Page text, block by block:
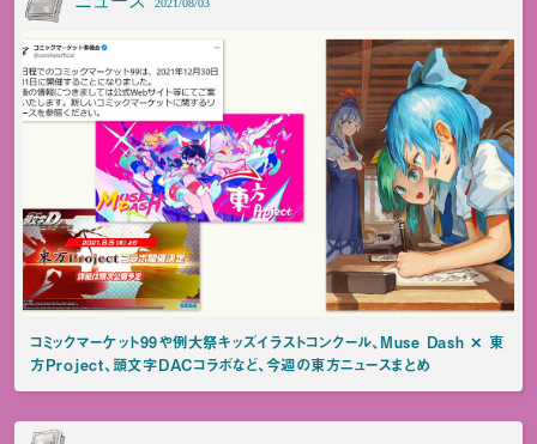
コミックマーケット99や例大祭キッズイラストコンクール、Muse Dash ✕ 東
方Project、頭文字DACコラボなど、今週の東方ニュースまとめ